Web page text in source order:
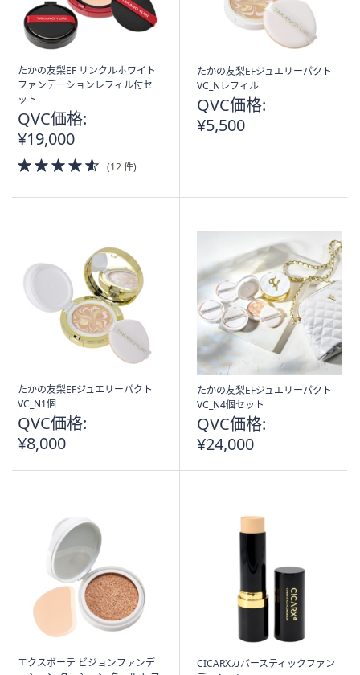
たかの友梨EF リンクルホワイト
ファンデーションレフィル付セ
ット
QVC価格:
¥19,000
4.5
of
(12 件)
たかの友梨EFジュエリーパクト
VC_Nレフィル
QVC価格:
¥5,500
たかの友梨EFジュエリーパクト
VC_N1個
QVC価格:
¥8,000
たかの友梨EFジュエリーパクト
VC_N4個セット
QVC価格:
¥24,000
エクスボーテ ビジョンファンデ
CICARXカバースティックファン